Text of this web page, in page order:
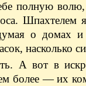
полную
Шпахтелем
о домах и
насколько
А вот в
более — их